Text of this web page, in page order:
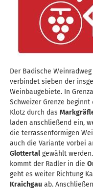
Der Badische
verbindet sieben der
Weinbaugebiete. In
Schweizer Grenze
Klotz durch das
laden anschließend ein,
die terrassenförmigen
auch die Variante vorbei
Glottertal gewählt
kommt der Radler in die
geht es weiter Richtung
Kraichgau ab.